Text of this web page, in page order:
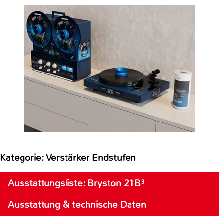
Kategorie: Verstärker Endstufen
Ausstattungsliste: Bryston 21B³
Ausstattung & technische Daten